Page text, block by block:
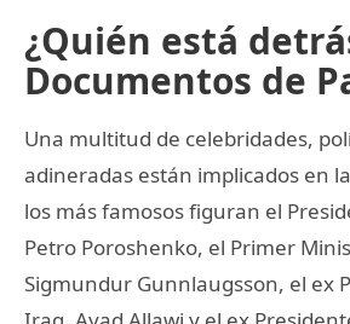
¿Quién está
Documentos de
Una multitud de celebridades,
adineradas están implicados en
los más famosos figuran el
Petro Poroshenko, el Primer
Sigmundur Gunnlaugsson, el ex